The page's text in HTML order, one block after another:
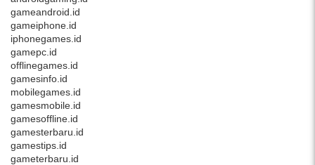
gameandroid.id
gameiphone.id
iphonegames.id
gamepc.id
offlinegames.id
gamesinfo.id
mobilegames.id
gamesmobile.id
gamesoffline.id
gamesterbaru.id
gamestips.id
gameterbaru.id